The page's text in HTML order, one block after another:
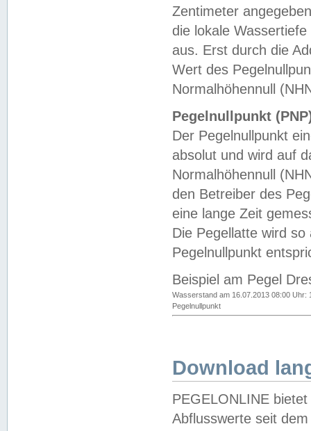
Zentimeter
die lokale
aus. Erst durch die
Wert des
Normalhöhennull
Pegelnullpunkt
Der Pegelnullpunkt
absolut und wird auf
Normalhöhennull
den Betreiber des
eine lange Zeit
Die Pegellatte wird
Pegelnullpunkt
Beispiel am Pegel
Wasserstand am 16.07.2013 08:00 Uhr:
Pegelnullpunkt
Download
PEGELONLINE
Abflusswerte seit